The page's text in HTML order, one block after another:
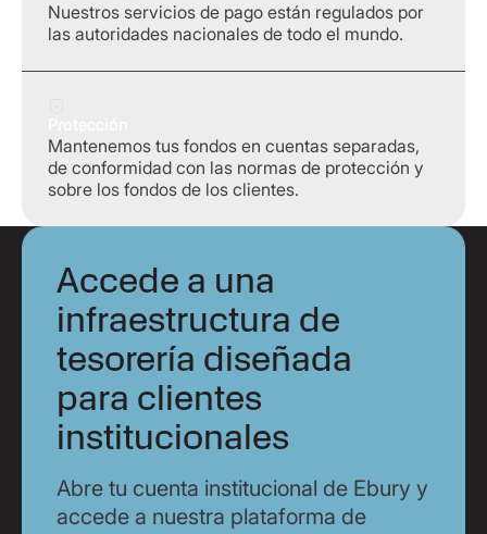
Nuestros servicios de pago están regulados por
las autoridades nacionales de todo el mundo.
Mantenemos tus fondos en cuentas separadas,
de conformidad con las normas de protección y
sobre los fondos de los clientes.
Accede a una
infraestructura de
tesorería diseñada
para clientes
institucionales
Abre tu cuenta institucional de Ebury y
accede a nuestra plataforma de